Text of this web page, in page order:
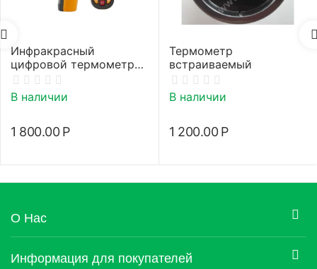
Инфракрасный
цифровой термометр
(пирометр)
В наличии
1 800.00 Р
Термометр
встраиваемый
В наличии
1 200.00 Р
О Нас
Информация для покупателей